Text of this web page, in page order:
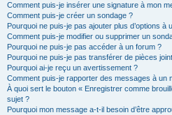
Comment puis-je insérer une signature à mon
Comment puis-je créer un sondage ?
Pourquoi ne puis-je pas ajouter plus d’options à
Comment puis-je modifier ou supprimer un
Pourquoi ne puis-je pas accéder à un forum ?
Pourquoi ne puis-je pas transférer de pièces
Pourquoi ai-je reçu un avertissement ?
Comment puis-je rapporter des messages à un
À quoi sert le bouton « Enregistrer comme
sujet ?
Pourquoi mon message a-t-il besoin d’être